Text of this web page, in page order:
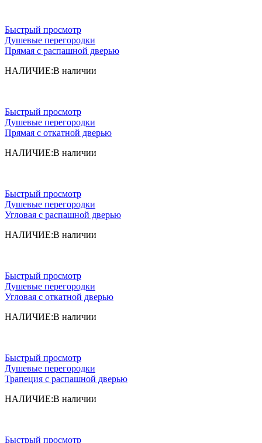
Быстрый просмотр
Душевые перегородки
Прямая с распашной дверью
НАЛИЧИЕ:В наличии
Быстрый просмотр
Душевые перегородки
Прямая с откатной дверью
НАЛИЧИЕ:В наличии
Быстрый просмотр
Душевые перегородки
Угловая с распашной дверью
НАЛИЧИЕ:В наличии
Быстрый просмотр
Душевые перегородки
Угловая с откатной дверью
НАЛИЧИЕ:В наличии
Быстрый просмотр
Душевые перегородки
Трапеция с распашной дверью
НАЛИЧИЕ:В наличии
Быстрый просмотр